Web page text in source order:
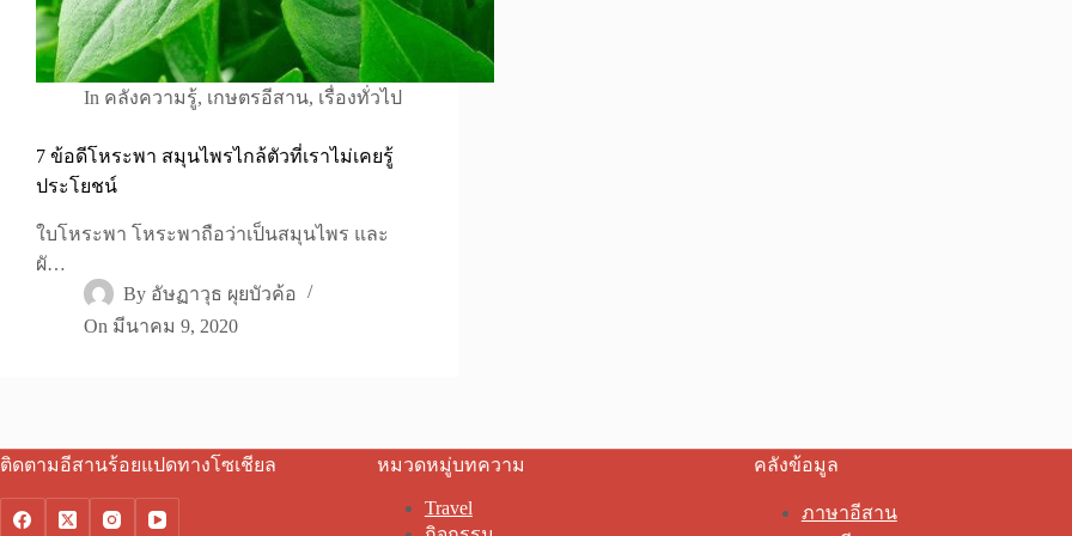
In คลังความรู้, เกษตรอีสาน, เรื่องทั่วไป
7 ข้อดีโหระพา สมุนไพรไกล้ตัวที่เราไม่เคยรู้
ประโยชน์
ใบโหระพา โหระพาถือว่าเป็นสมุนไพร และ
ผั…
By อัษฏาวุธ ผุยบัวค้อ
On มีนาคม 9, 2020
ติดตามอีสานร้อยแปดทางโซเชียล หมวดหมู่บทความ
Travel
คลังข้อมูล
ภาษาอีสาน